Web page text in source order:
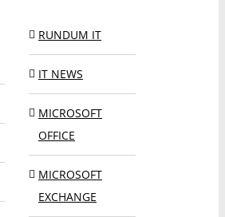
RUNDUM IT
IT NEWS
MICROSOFT
OFFICE
MICROSOFT
EXCHANGE